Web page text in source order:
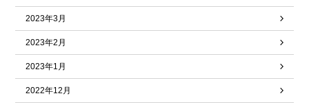
2023年3月
2023年2月
2023年1月
2022年12月